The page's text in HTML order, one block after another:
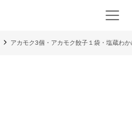
アカモク3個・アカモク餃子１袋・塩蔵わ